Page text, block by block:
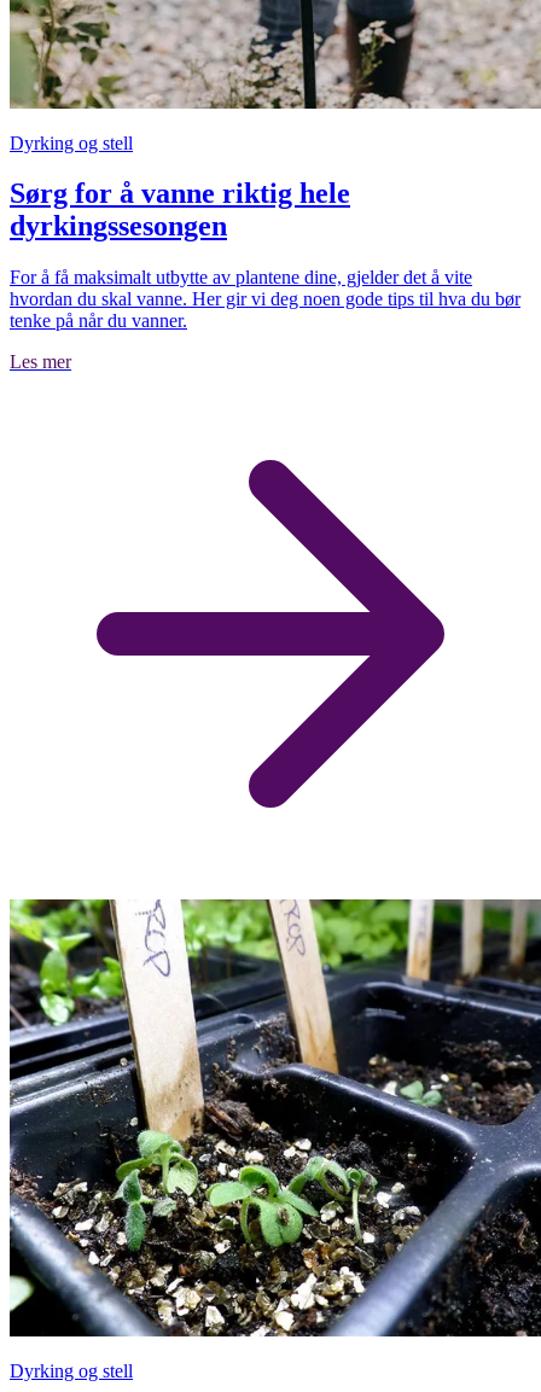
Dyrking og stell
Sørg for å vanne riktig hele
dyrkingssesongen
For å få maksimalt utbytte av plantene dine, gjelder det å vite
hvordan du skal vanne. Her gir vi deg noen gode tips til hva du bør
tenke på når du vanner.
Les mer
Dyrking og stell